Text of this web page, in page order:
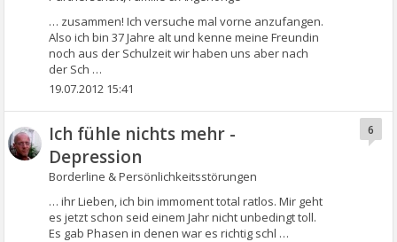
… zusammen! Ich versuche mal vorne anzufangen.
Also ich bin 37 Jahre alt und kenne meine Freundin
noch aus der Schulzeit wir haben uns aber nach
der Sch …
19.07.2012 15:41
Ich fühle nichts mehr -
Depression
Borderline & Persönlichkeitsstörungen
… ihr Lieben, ich bin immoment total ratlos. Mir geht
es jetzt schon seid einem Jahr nicht unbedingt toll.
Es gab Phasen in denen war es richtig schl …
6